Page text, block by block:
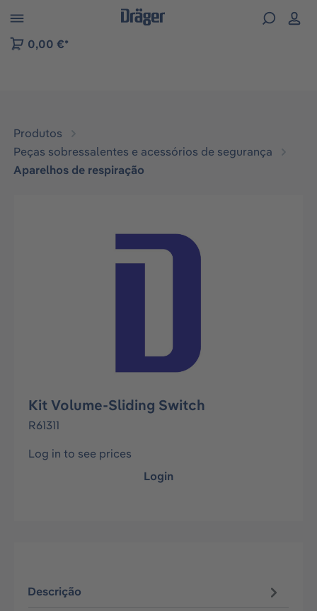
to B2B platform navigation
0,00 €*
Produtos
Peças sobressalentes e acessórios de segurança
Aparelhos de respiração
Ignorar galeria de imagens
Kit Volume-Sliding Switch
R61311
Log in to see prices
Login
Descrição